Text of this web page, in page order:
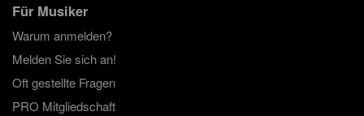
Für Musiker
Warum anmelden?
Melden Sie sich an!
Oft gestellte Fragen
PRO Mitgliedschaft